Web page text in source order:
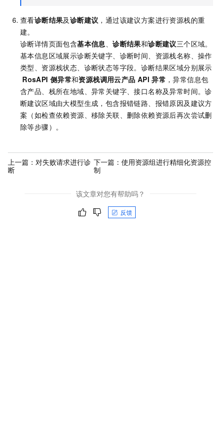
查看诊断结果及诊断建议 ，通过该建议方案进行资源栈的重
建。
诊断详情页面包含基本信息、诊断结果和诊断建议三个区域。
基本信息区域展示诊断关键字、诊断时间、资源栈名称、操作
类型、资源栈状态、诊断状态等字段。诊断结果区域分别展示
RosAPI 侧异常和资源栈调用云产品 API 异常 ，异常信息包
含产品、栈所在地域、异常关键字、接口名称及异常时间。诊
断建议区域由大模型生成，包含报错链路、报错原因及建议方
案（如检查依赖资源、移除关联、删除依赖资源后再次尝试删
除等步骤）。
上一篇： 对失败请求进行诊
断
下一篇：使用资源组进行精细化资源控
制
该文章对您有帮助吗？
反馈